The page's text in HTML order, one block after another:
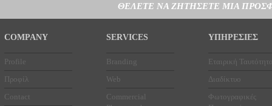
ΘΕΛΕΤΕ ΝΑ ΖΗΤΗΣΕΤΕ ΜΙΑ
COMPANY
Profile
Προφίλ
Contact
SERVICES
Branding
Web
Commercial
ΥΠΗΡΕΣΙΕΣ
Εταιρική
Διαδίκτυο
Φωτογραφικές